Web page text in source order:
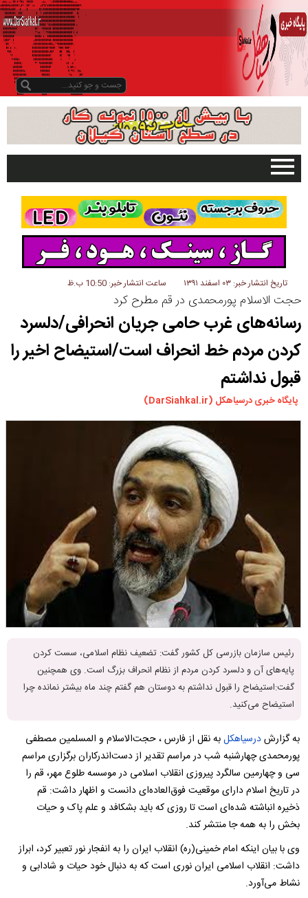
صفحه اصلی
تبلیغات در سایت
گیلان
سیاهکل
دیلمان
روستاها
ورزشی
سیاسی
چندرسانه ای
درباره ما
تاریخ انتشار خبر: ۰۳ اسفند ۱۳۹۱ ساعت انتشار خبر: 10:50 ب.ظ
حجت الاسلام پورمحمدی در قم مطرح کرد
رسانه‌های غرب حامی جریان انحرافی/دلسرد
کردن مردم خط انحراف است/استیضاح اخیر را
قبول نداشتم
پایگاه خبری درسیاهکل (DarSiahkal.ir)
رئیس سازمان بازرسی کل کشور گفت: تضعیف نظام اسلامی، سست کردن
پایه‌های آن و دلسرد کردن مردم از نظام انحراف بزرگ است. وی همچنین
گفت:استیضاح را قبول نداشتم به دوستان هم گفتم چند ماه بیشتر نمانده چرا
استیضاح می‌کنید.
به گزارشدرسیاهکلبه نقل از فارس ، حجت‌الاسلام و المسلمین مصطفی
پورمحمدی چهارشنبه شب در مراسم تقدیر از دست‌اندرکاران برگزاری مراسم
سی و چهارمین سالگرد پیروزی انقلاب اسلامی در موسسه طلوع مهر، قم را
در تاریخ اسلام دارای موقعیت فوق‌العاده‌ای دانست و اظهار داشت: قم
ذخیره انباشته شده‌ای است تا روزی که باید بشکافد و علم پاک و حیات
بخش را به همه جا منتشر کند.
وی با بیان اینکه امام خمینی(ره) انقلاب ایران را به انفجار نور تعبیر کرد، ابراز
داشت: انقلاب اسلامی ایران نوری است که به دنبال خود حیات و شادابی و
نشاط می‌آورد.